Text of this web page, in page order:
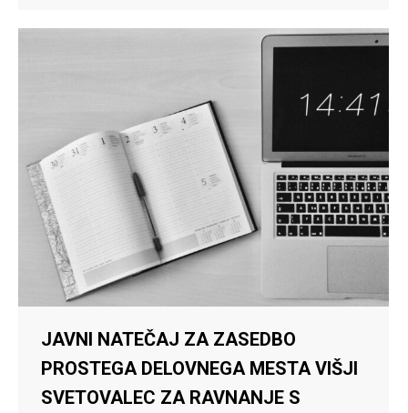
JAVNI NATEČAJ ZA ZASEDBO
PROSTEGA DELOVNEGA MESTA VIŠJI
SVETOVALEC ZA RAVNANJE S